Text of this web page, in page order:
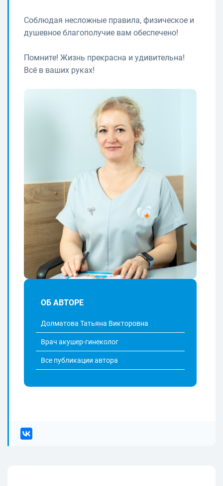
Соблюдая несложные правила, физическое и
душевное благополучие вам обеспечено!
Помните! Жизнь прекрасна и удивительна!
Всё в ваших руках!
ОБ АВТОРЕ
Долматова Татьяна Викторовна
Врач акушер-гинеколог
Все публикации автора